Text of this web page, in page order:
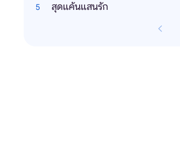
สุดแค้นแสนรัก